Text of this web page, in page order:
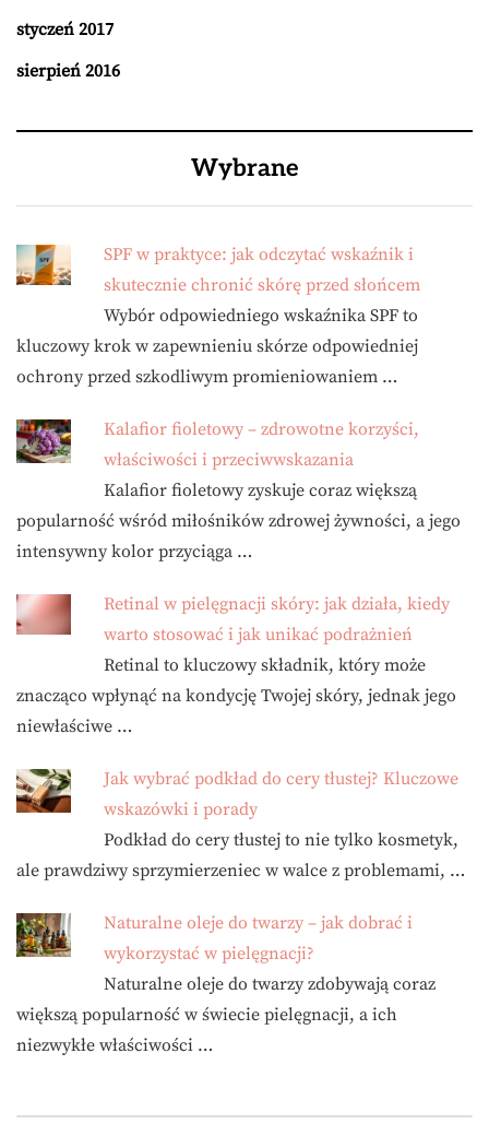
styczeń 2017
sierpień 2016
Wybrane
SPF w praktyce: jak odczytać wskaźnik i
skutecznie chronić skórę przed słońcem
Wybór odpowiedniego wskaźnika SPF to
kluczowy krok w zapewnieniu skórze odpowiedniej
ochrony przed szkodliwym promieniowaniem …
Kalafior fioletowy – zdrowotne korzyści,
właściwości i przeciwwskazania
Kalafior fioletowy zyskuje coraz większą
popularność wśród miłośników zdrowej żywności, a jego
intensywny kolor przyciąga …
Retinal w pielęgnacji skóry: jak działa, kiedy
warto stosować i jak unikać podrażnień
Retinal to kluczowy składnik, który może
znacząco wpłynąć na kondycję Twojej skóry, jednak jego
niewłaściwe …
Jak wybrać podkład do cery tłustej? Kluczowe
wskazówki i porady
Podkład do cery tłustej to nie tylko kosmetyk,
ale prawdziwy sprzymierzeniec w walce z problemami, …
Naturalne oleje do twarzy – jak dobrać i
wykorzystać w pielęgnacji?
Naturalne oleje do twarzy zdobywają coraz
większą popularność w świecie pielęgnacji, a ich
niezwykłe właściwości …